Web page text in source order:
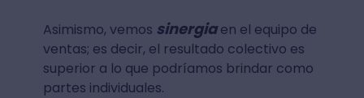
Asimismo, vemos sinergiaen el equipo de
ventas; es decir, el resultado colectivo es
superior a lo que podríamos brindar como
partes individuales.